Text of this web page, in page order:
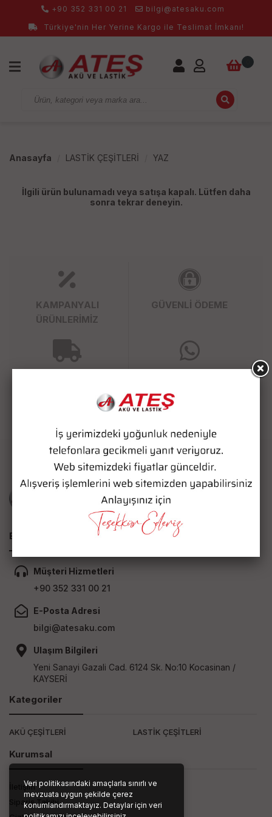
Veri politikasındaki amaçlarla sınırlı ve
mevzuata uygun şekilde çerez
konumlandırmaktayız. Detaylar için veri
+90 352 331 00 21
bilgi@atesaku.com
Türkiye'nin Her Yerine Kargo ile Teslimat İmkanı!
Anasayfa LASTİK ÇEŞİTLERİ YAZ
İlgili ürün bulunamadı veya satışa kapalı. Lütfen daha
sonra tekrar deneyin.
KAMPANYALI
ÜRÜNLERİMİZ
GÜVENLİ ÖDEME
Bize Ulaşın
Müşteri Hizmetleri
+90 352 331 00 21
E-Posta Adresi
bilgi@atesaku.com
Ulaşım Bilgileri
Yeni Sanayi Gazali Cad. 6124 Sk. No:10 Kocasinan /
KAYSERİ
Kategoriler
AKÜ ÇEŞİTLERİ LASTİK ÇEŞİTLERİ
Kurumsal
İletişim
Sipariş Takibi